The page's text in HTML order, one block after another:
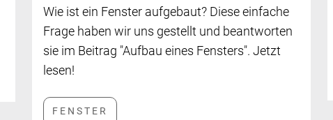
Wie ist ein Fenster aufgebaut? Diese einfache
Frage haben wir uns gestellt und beantworten
sie im Beitrag "Aufbau eines Fensters". Jetzt
lesen!